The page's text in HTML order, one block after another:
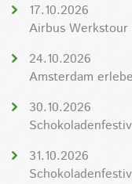
17.10.2026
Airbus
24.10.2026
Amsterdam
30.10.2026
31.10.2026